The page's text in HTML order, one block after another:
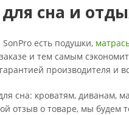
сна и
есть подушки,
и тем самым
производителя и
сна: кроватям, диванам,
отзыв о товаре, мы будем